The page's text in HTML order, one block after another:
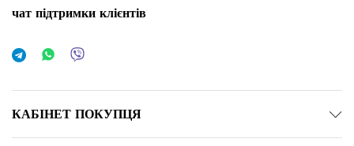
чат підтримки клієнтів
КАБІНЕТ ПОКУПЦЯ